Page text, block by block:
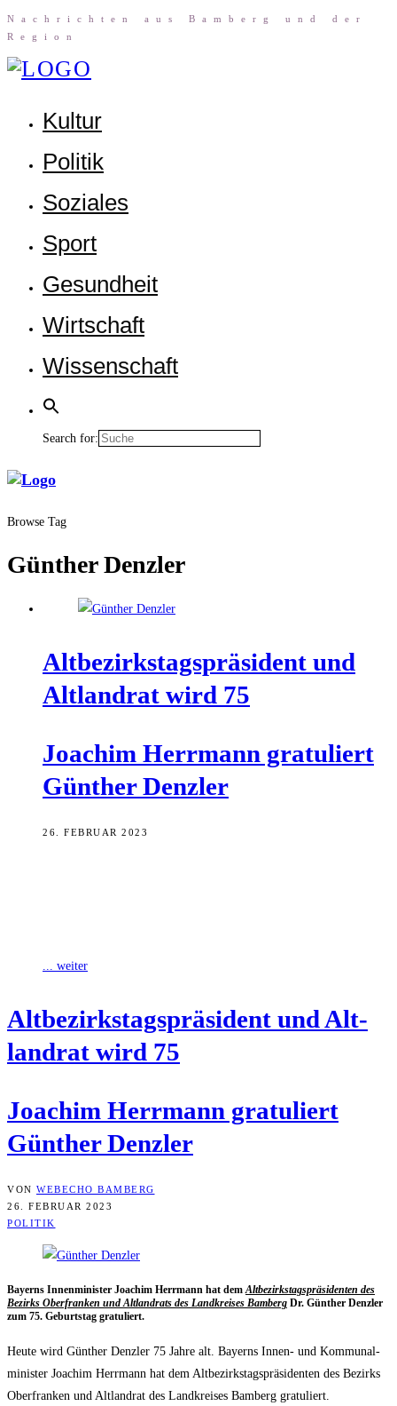
Nach­rich­ten aus Bam­berg und der
Region
Kul­tur
Poli­tik
Sozia­les
Sport
Gesund­heit
Wirt­schaft
Wis­sen­schaft
Search for:
Browse Tag
Günther Denzler
Alt­be­zirks­tags­prä­si­dent und
Alt­land­rat wird 75
Joa­chim Herr­mann gra­tu­liert
Gün­ther Denzler
26. FEBRUAR 2023
... weiter
Alt­be­zirks­tags­prä­si­dent und Alt­
land­rat wird 75
Joa­chim Herr­mann gra­tu­liert
Gün­ther Denzler
VON WEBECHO BAMBERG
26. FEBRUAR 2023
POLITIK
Bay­erns Innen­mi­nis­ter Joa­chim Herr­mann hat demAlt­be­zirks­tags­prä­si­den­ten des
Bezirks Ober­fran­ken und Alt­land­rats des Land­krei­ses Bam­berg Dr. Gün­ther Denz­ler
zum 75. Geburts­tag gratuliert.
Heu­te wird Gün­ther Denz­ler 75 Jah­re alt. Bay­erns Innen- und Kom­mu­nal­
mi­nis­ter Joa­chim Herr­mann hat dem Alt­be­zirks­tags­prä­si­den­ten des Bezirks
Ober­fran­ken und Alt­land­rat des Land­krei­ses Bam­berg gratuliert.